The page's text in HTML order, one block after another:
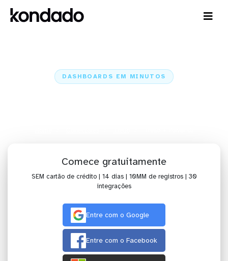
DASHBOARDS EM MINUTOS
Comece gratuitamente
SEM cartão de crédito | 14 dias | 10MM de registros | 30
integrações
Entre com o Google
Entre com o Facebook